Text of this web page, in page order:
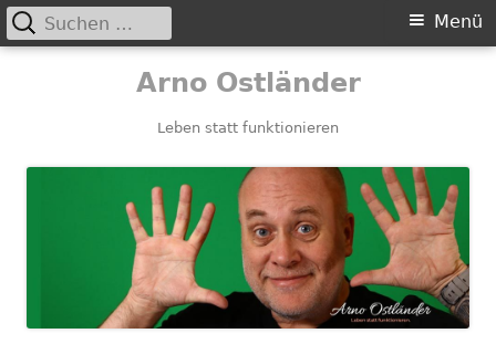
Arno Ostländer
Leben statt funktionieren
Primäres
Menü
Suchen
nach: